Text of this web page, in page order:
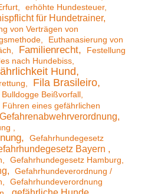
erhöhte Hundesteuer
für Hundetrainer
von Verträgen von
Euthanasierung von
Familienrecht
Festellung
nach Hundebiss
Hund
Fila Brasileiro
Beißvorfall
Führen eines gefährlichen
Gefahrenabwehrverordnung
Gefahrhundegesetz
Bayern
Gefahrhundegesetz Hamburg
Gefahrhundeverordnung /
Gefahrhundeverordnung